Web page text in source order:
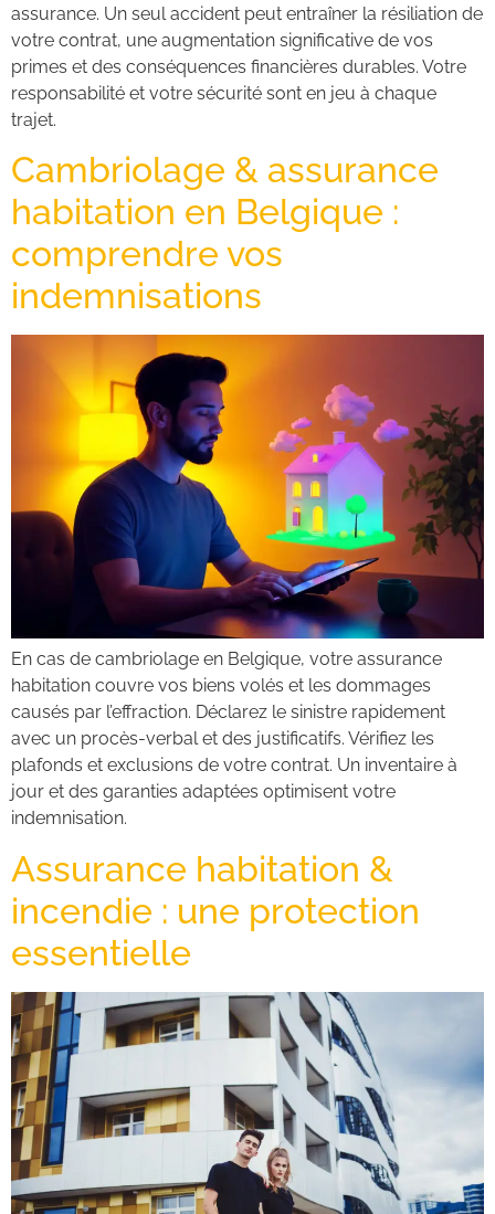
assurance. Un seul accident peut entraîner la résiliation de
votre contrat, une augmentation significative de vos
primes et des conséquences financières durables. Votre
responsabilité et votre sécurité sont en jeu à chaque
trajet.
Cambriolage & assurance
habitation en Belgique :
comprendre vos
indemnisations
En cas de cambriolage en Belgique, votre assurance
habitation couvre vos biens volés et les dommages
causés par l’effraction. Déclarez le sinistre rapidement
avec un procès-verbal et des justificatifs. Vérifiez les
plafonds et exclusions de votre contrat. Un inventaire à
jour et des garanties adaptées optimisent votre
indemnisation.
Assurance habitation &
incendie : une protection
essentielle